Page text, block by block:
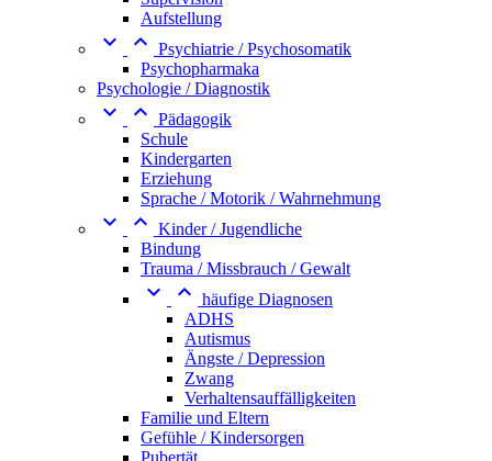
Aufstellung
  Psychiatrie / Psychosomatik
Psychopharmaka
Psychologie / Diagnostik
  Pädagogik
Schule
Kindergarten
Erziehung
Sprache / Motorik / Wahrnehmung
  Kinder / Jugendliche
Bindung
Trauma / Missbrauch / Gewalt
  häufige Diagnosen
ADHS
Autismus
Ängste / Depression
Zwang
Verhaltensauffälligkeiten
Familie und Eltern
Gefühle / Kindersorgen
Pubertät